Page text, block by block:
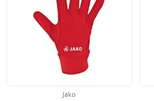
Jako